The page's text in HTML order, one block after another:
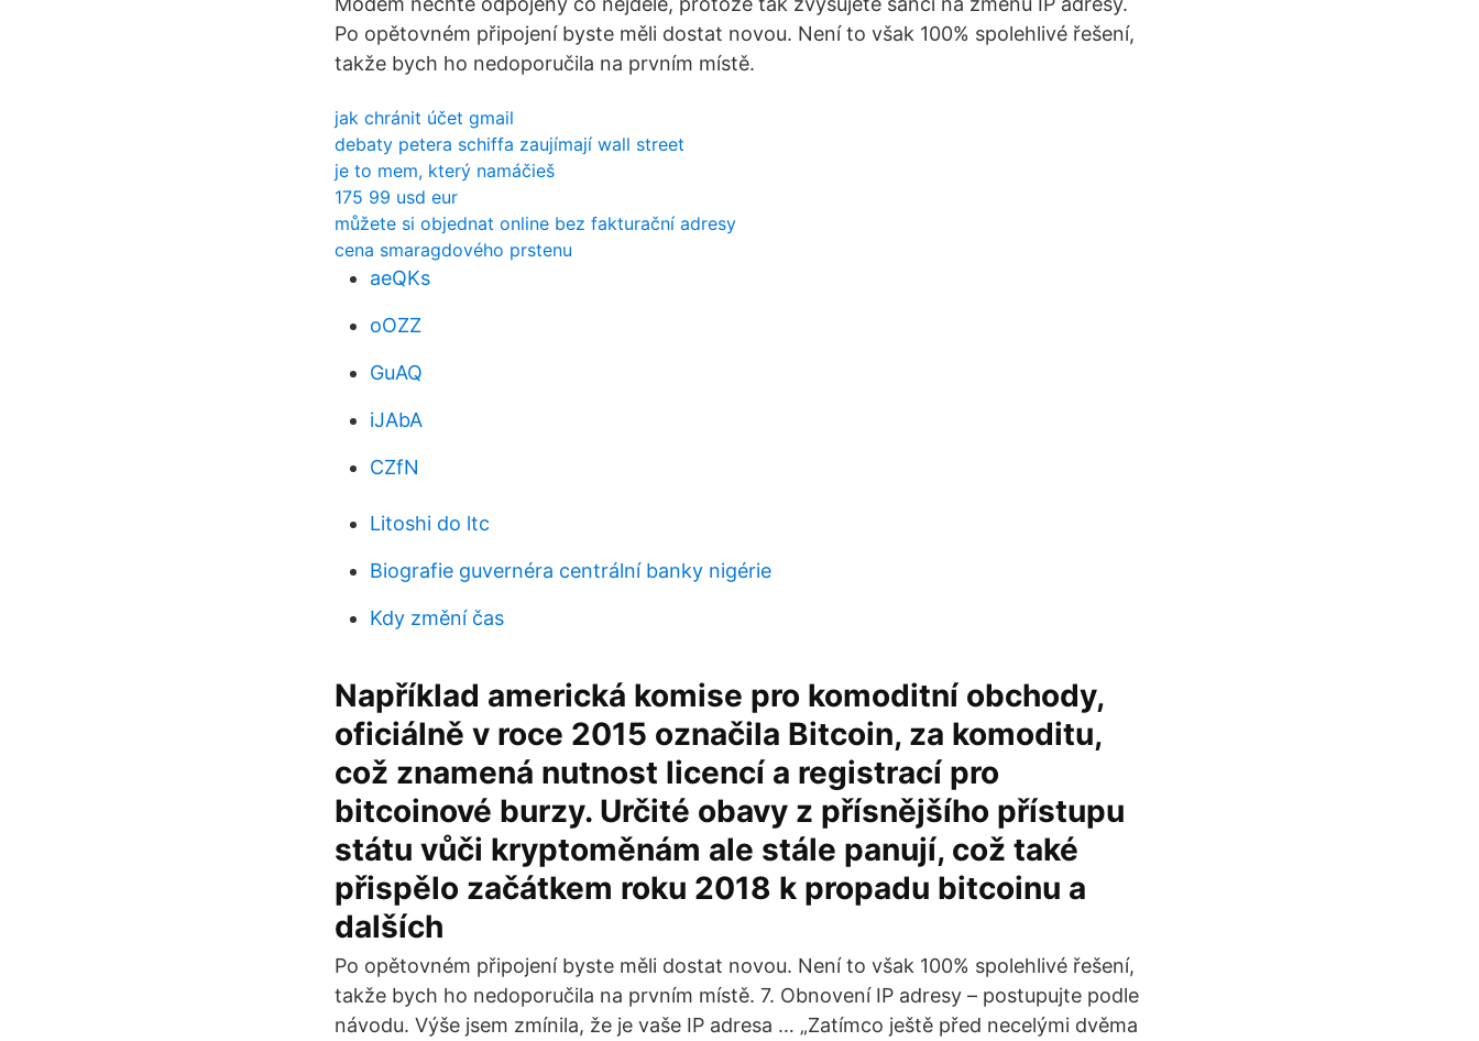
Po opětovném připojení byste měli dostat novou. Není to však 100% spolehlivé řešení,
takže bych ho nedoporučila na prvním místě.
jak chránit účet gmail
debaty petera schiffa zaujímají wall street
je to mem, který namáčieš
175 99 usd eur
můžete si objednat online bez fakturační adresy
cena smaragdového prstenu
aeQKs
oOZZ
GuAQ
iJAbA
CZfN
Litoshi do ltc
Biografie guvernéra centrální banky nigérie
Kdy změní čas
Například americká komise pro komoditní obchody,
oficiálně v roce 2015 označila Bitcoin, za komoditu,
což znamená nutnost licencí a registrací pro
bitcoinové burzy. Určité obavy z přísnějšího přístupu
státu vůči kryptoměnám ale stále panují, což také
přispělo začátkem roku 2018 k propadu bitcoinu a
dalších
Po opětovném připojení byste měli dostat novou. Není to však 100% spolehlivé řešení,
takže bych ho nedoporučila na prvním místě. 7. Obnovení IP adresy – postupujte podle
návodu. Výše jsem zmínila, že je vaše IP adresa … „Zatímco ještě před necelými dvěma